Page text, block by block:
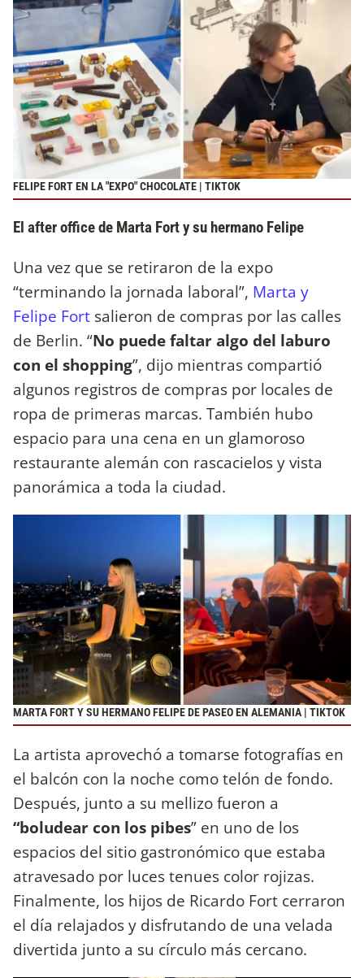
FELIPE FORT EN LA "EXPO" CHOCOLATE | TIKTOK
El after office de Marta Fort y su hermano Felipe
Una vez que se retiraron de la expo
“terminando la jornada laboral”, Marta y
Felipe Fort salieron de compras por las calles
de Berlin. “No puede faltar algo del laburo
con el shopping”, dijo mientras compartió
algunos registros de compras por locales de
ropa de primeras marcas. También hubo
espacio para una cena en un glamoroso
restaurante alemán con rascacielos y vista
panorámica a toda la ciudad.
MARTA FORT Y SU HERMANO FELIPE DE PASEO EN ALEMANIA | TIKTOK
La artista aprovechó a tomarse fotografías en
el balcón con la noche como telón de fondo.
Después, junto a su mellizo fueron a
“boludear con los pibes” en uno de los
espacios del sitio gastronómico que estaba
atravesado por luces tenues color rojizas.
Finalmente, los hijos de Ricardo Fort cerraron
el día relajados y disfrutando de una velada
divertida junto a su círculo más cercano.